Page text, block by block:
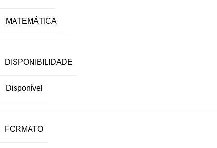
MATEMÁTICA
DISPONIBILIDADE
Disponível
FORMATO